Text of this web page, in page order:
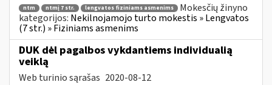
ntm ntmį 7 str. lengvatos fiziniams asmenims
Mokesčių žinyno
kategorijos: Nekilnojamojo turto mokestis » Lengvatos
(7 str.) » Fiziniams asmenims
DUK dėl pagalbos vykdantiems individualią
veiklą
Web turinio sąrašas 2020-08-12